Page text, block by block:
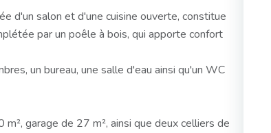
d'un salon et d'une cuisine ouverte, constitue
par un poêle à bois, qui apporte confort
un bureau, une salle d'eau ainsi qu'un WC
garage de 27 m², ainsi que deux celliers de